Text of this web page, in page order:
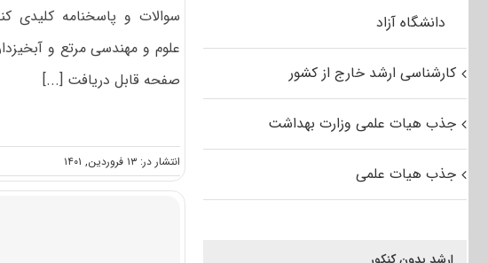
سوالات و پاسخنامه کلیدی
صفحه قابل دریافت [...]
انتشار در: ۱۳ فروردین, ۱۴۰۱
دانشگاه آزاد
کارشناسی ارشد خارج از کشور
جذب هیات علمی وزارت بهداشت
جذب هیات علمی
ارشد بدون کنکور